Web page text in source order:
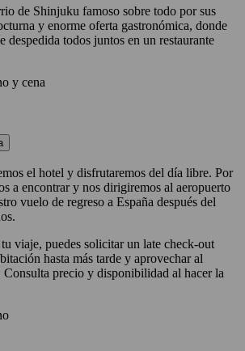
de Shinjuku famoso sobre todo por sus
y enorme oferta gastronómica, donde
despedida todos juntos en un restaurante
y cena
el hotel y disfrutaremos del día libre. Por
a encontrar y nos dirigiremos al aeropuerto
vuelo de regreso a España después del
viaje, puedes solicitar un late check-out
hasta más tarde y aprovechar al
precio y disponibilidad al hacer la